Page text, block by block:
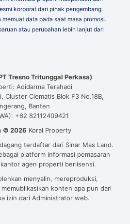
korporat dari pihak pengembang.
data pada saat masa promosi.
atau perubahan lebih lanjut dari
Tresno Tritunggal Perkasa)
Adidarma Terahadi
Cluster Clematis Blok F3 No.18B,
Banten
+62 82112409421
© 2026 Koral Property
terdaftar dari Sinar Mas Land.
platform informasi pemasaran
agen properti berlisensi.
menyalin, mereproduksi,
konten apa pun dari
izin dari Administrator web.